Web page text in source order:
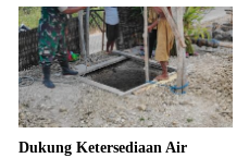
Dukung Ketersediaan Air